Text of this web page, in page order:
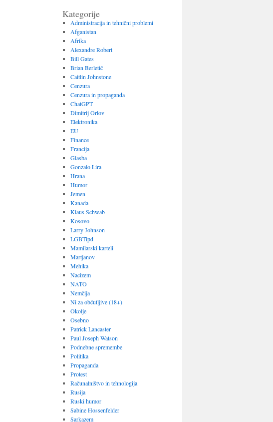
Kategorije
Administracija in tehnični problemi
Afganistan
Afrika
Alexandre Robert
Bill Gates
Brian Berletič
Caitlin Johnstone
Cenzura
Cenzura in propaganda
ChatGPT
Dimitrij Orlov
Elektronika
EU
Finance
Francija
Glasba
Gonzalo Lira
Hrana
Humor
Jemen
Kanada
Klaus Schwab
Kosovo
Larry Johnson
LGBTipd
Mamilarski karteli
Martjanov
Mehika
Nacizem
NATO
Nemčija
Ni za občutljive (18+)
Okolje
Osebno
Patrick Lancaster
Paul Joseph Watson
Podnebne spremembe
Politika
Propaganda
Protest
Računalništvo in tehnologija
Rusija
Ruski humor
Sabine Hossenfelder
Sarkazem